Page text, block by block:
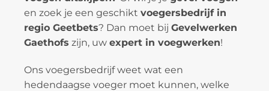
en zoek je een geschikt voegersbedrijf in
regio Geetbets? Dan moet bij Gevelwerken
Gaethofs zijn, uw expert in voegwerken!
Ons voegersbedrijf weet wat een
hedendaagse voeger moet kunnen, welke